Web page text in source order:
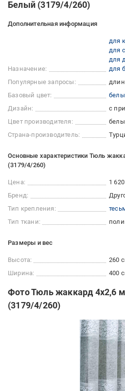
Белый (3179/4/260)
Дополнительная информация
Назначение:
для
для
для
для
Популярные запросы:
Базовый цвет:
Дизайн:
с
Цвет производителя:
Страна-производитель:
Основные характеристики Тюль
(3179/4/260)
Цена:
1
Бренд:
Тип крепления:
Тип ткани:
Размеры и вес
Высота:
260
Ширина:
400
Фото Тюль жаккард 4х2,6
(3179/4/260)